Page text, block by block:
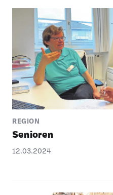
REGION
Senioren
12.03.2024